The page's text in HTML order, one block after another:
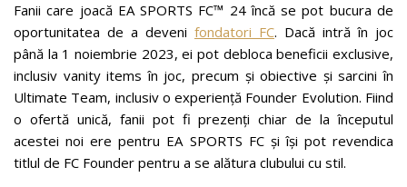
Fanii care joacă EA SPORTS FC™ 24 încă se pot bucura de
oportunitatea de a deveni fondatori FC. Dacă intră în joc
până la 1 noiembrie 2023, ei pot debloca beneficii exclusive,
inclusiv vanity items în joc, precum și obiective și sarcini în
Ultimate Team, inclusiv o experiență Founder Evolution. Fiind
o ofertă unică, fanii pot fi prezenți chiar de la începutul
acestei noi ere pentru EA SPORTS FC și își pot revendica
titlul de FC Founder pentru a se alătura clubului cu stil.